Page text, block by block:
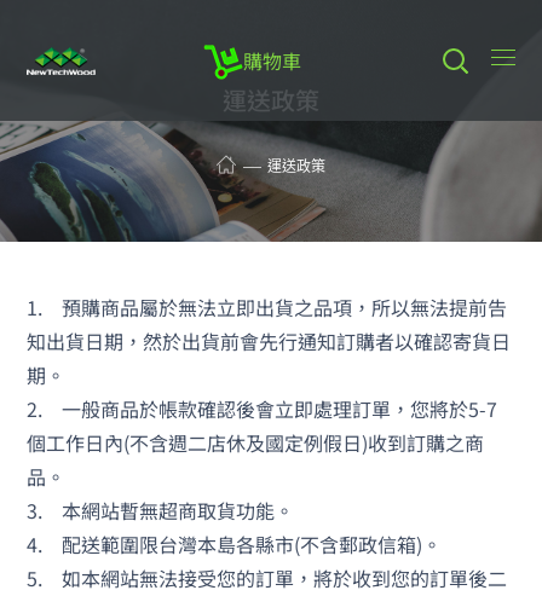
購物車
運送政策
運送政策
1. 預購商品屬於無法立即出貨之品項，所以無法提前告
知出貨日期，然於出貨前會先行通知訂購者以確認寄貨日
期。
2. 一般商品於帳款確認後會立即處理訂單，您將於5-7
個工作日內(不含週二店休及國定例假日)收到訂購之商
品。
3. 本網站暫無超商取貨功能。
4. 配送範圍限台灣本島各縣市(不含郵政信箱)。
5. 如本網站無法接受您的訂單，將於收到您的訂單後二